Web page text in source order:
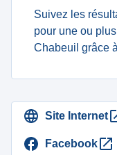
Suivez les
pour une ou
Chabeuil grâce
Site Internet
Facebook